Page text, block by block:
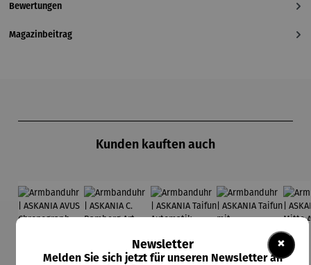
Bewertungen
Magazinbeitrag
Kunden kauften auch
×
Newsletter
Melden Sie sich jetzt für unseren Newsletter an